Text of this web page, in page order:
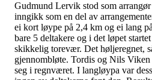
Gudmund Lervik stod som
inngikk som en del av
ei kort løype på 2,4 km og ei lang
bare 5 deltakere og i det løpet
skikkelig torevær. Det høljeregnet,
gjennombløte. Tordis og Nils
seg i regnværet. I langløypa var